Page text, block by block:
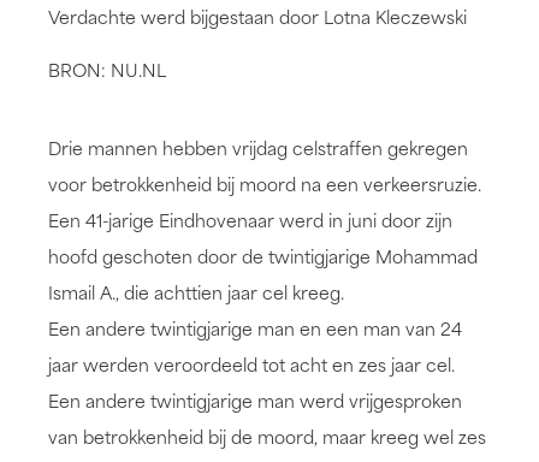
Verdachte werd bijgestaan door Lotna Kleczewski
BRON: NU.NL
Drie mannen hebben vrijdag celstraffen gekregen
voor betrokkenheid bij moord na een verkeersruzie.
Een 41-jarige Eindhovenaar werd in juni door zijn
hoofd geschoten door de twintigjarige Mohammad
Ismail A., die achttien jaar cel kreeg.
Een andere twintigjarige man en een man van 24
jaar werden veroordeeld tot acht en zes jaar cel.
Een andere twintigjarige man werd vrijgesproken
van betrokkenheid bij de moord, maar kreeg wel zes